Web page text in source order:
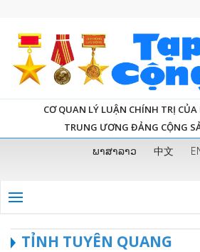
CƠ QUAN LÝ LUẬN CHÍNH TRỊ
TRUNG ƯƠNG ĐẢNG CỘNG
ພາສາລາວ 中文
TỈNH TUYÊN QUANG